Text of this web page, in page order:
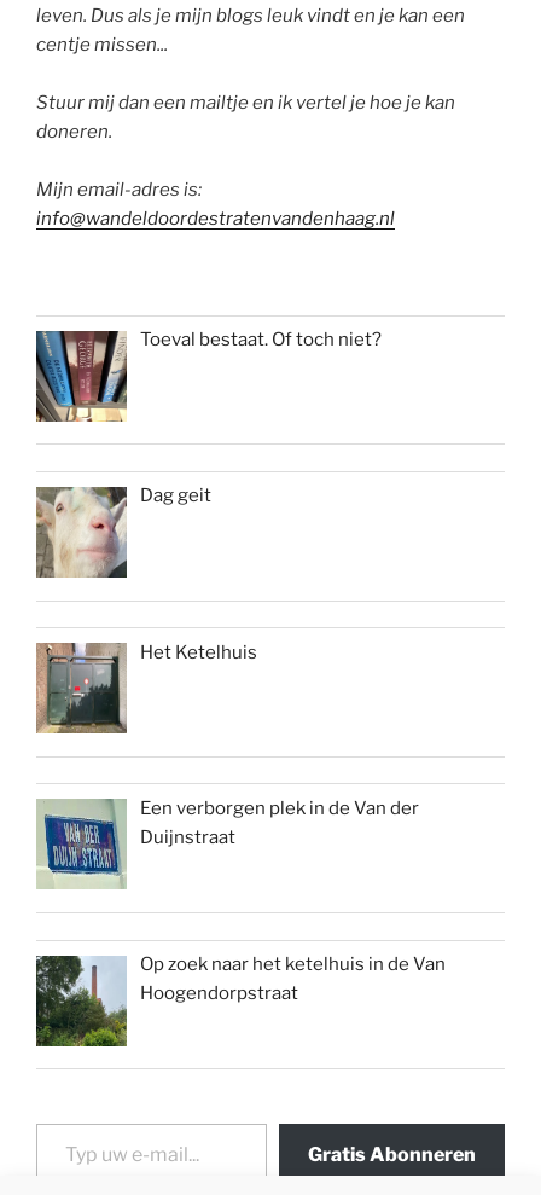
leven. Dus als je mijn blogs leuk vindt en je kan een
centje missen...
Stuur mij dan een mailtje en ik vertel je hoe je kan
doneren.
Mijn email-adres is:
info@wandeldoordestratenvandenhaag.nl
Toeval bestaat. Of toch niet?
Dag geit
Het Ketelhuis
Een verborgen plek in de Van der
Duijnstraat
Op zoek naar het ketelhuis in de Van
Hoogendorpstraat
Typ uw e-mail...
Gratis Abonneren